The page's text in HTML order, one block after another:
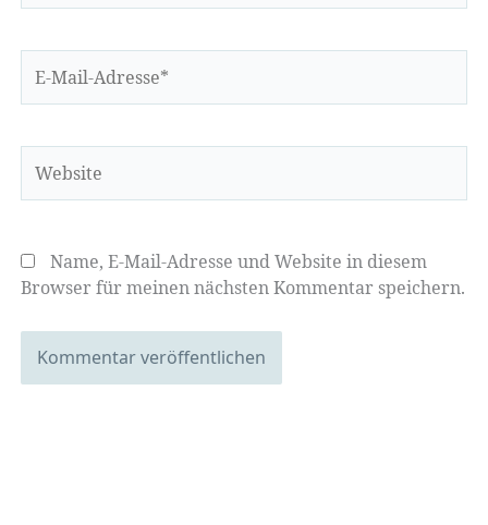
Mail-
Name, E-Mail-Adresse und Website in diesem
Browser für meinen nächsten Kommentar speichern.